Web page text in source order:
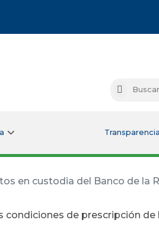
Buscar
en custodia del Banco de la
condiciones de prescripción de